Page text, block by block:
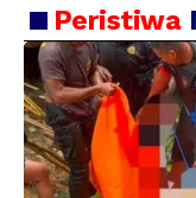
Peristiwa